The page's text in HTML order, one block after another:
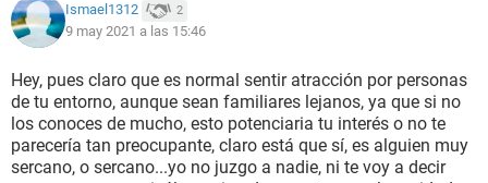
Ismael1312 2
9 may 2021 a las 15:46
Hey, pues claro que es normal sentir atracción por personas
de tu entorno, aunque sean familiares lejanos, ya que si no
los conoces de mucho, esto potenciaria tu interés o no te
parecería tan preocupante, claro está que sí, es alguien muy
sercano, o sercano...yo no juzgo a nadie, ni te voy a decir